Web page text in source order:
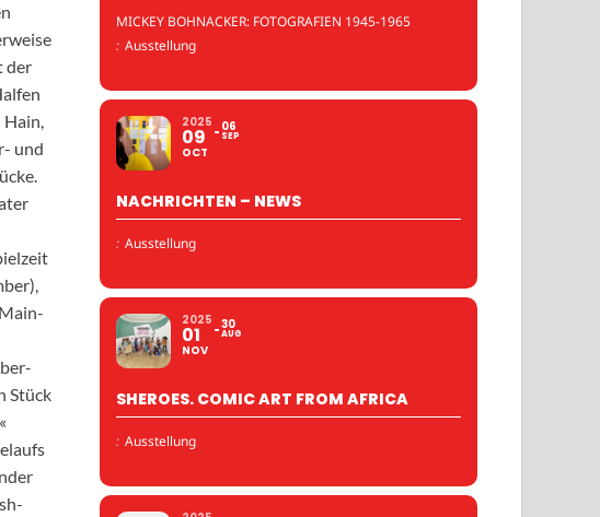
der
Hain,
und
Stück
MICKEY BOHNACKER: FOTOGRAFIEN 1945-1965
: Ausstellung
2025
09
OCT
06
SEP
NACHRICHTEN – NEWS
: Ausstellung
2025
01
NOV
30
AUG
SHEROES. COMIC ART FROM AFRICA
: Ausstellung